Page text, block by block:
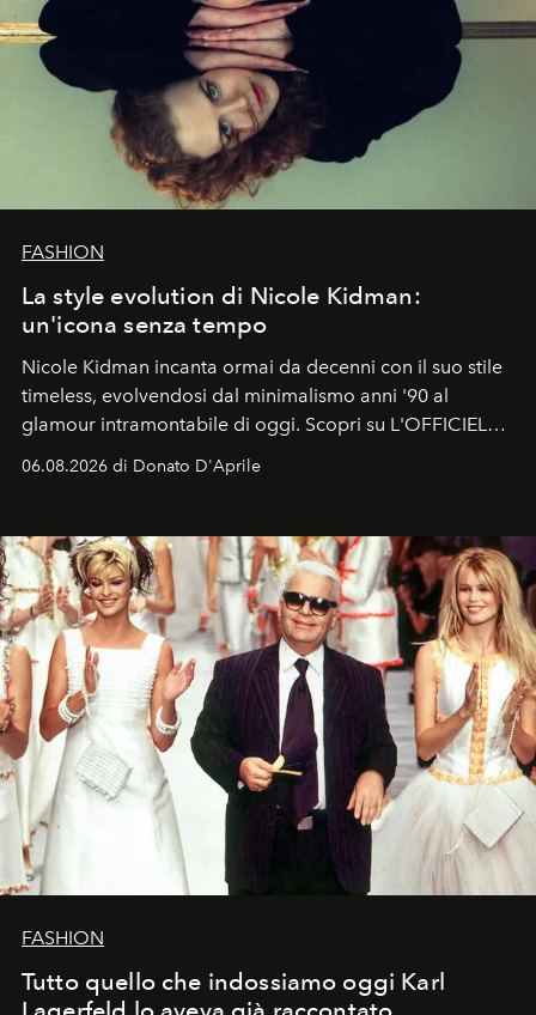
FASHION
La style evolution di Nicole Kidman:
un'icona senza tempo
Nicole Kidman incanta ormai da decenni con il suo stile
timeless, evolvendosi dal minimalismo anni '90 al
glamour intramontabile di oggi. Scopri su L'OFFICIEL
06.08.2026 di Donato D'Aprile
FASHION
Tutto quello che indossiamo oggi Karl